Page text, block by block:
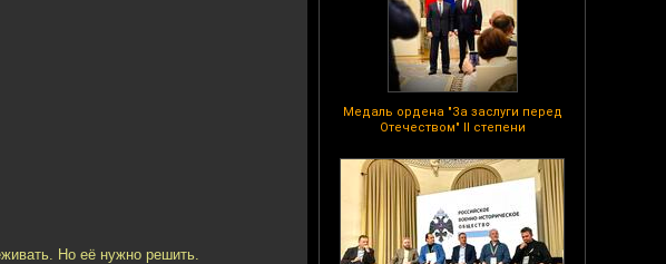
Медаль ордена "За заслуги перед
Отечеством" II степени
Но её нужно решить.